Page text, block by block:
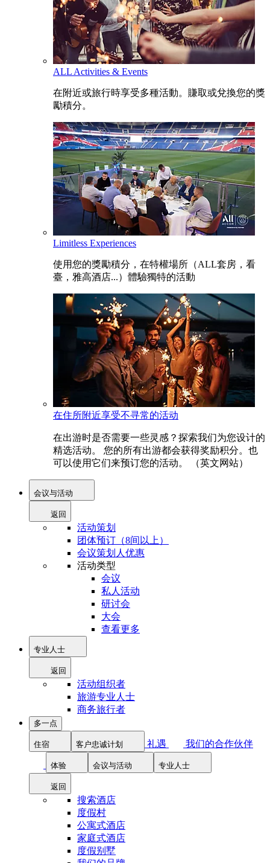
ALL Activities & Events
在附近或旅行時享受多種活動。賺取或兌換您的獎
勵積分。
Limitless Experiences
使用您的獎勵積分，在特權場所（ALL套房，看
臺，雅高酒店...）體驗獨特的活動
在住所附近享受不寻常的活动
在出游时是否需要一些灵感？探索我们为您设计的
精选活动。 您的所有出游都会获得奖励积分。也
可以使用它们来预订您的活动。 （英文网站）
会议与活动
返回
活动策划
团体预订（8间以上）
会议策划人优惠
活动类型
会议
私人活动
研讨会
大会
查看更多
专业人士
返回
活动组织者
旅游专业人士
商务旅行者
多一点
住宿 客户忠诚计划 礼遇 我们的合作伙伴
体验 会议与活动 专业人士
返回
搜索酒店
度假村
公寓式酒店
家庭式酒店
度假别墅